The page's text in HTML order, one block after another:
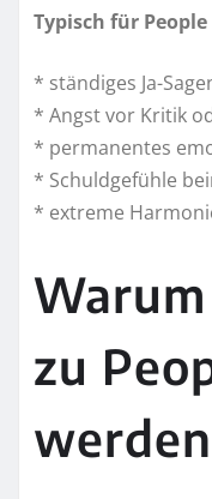
Typisch für
* ständiges Ja-
* Angst vor Kritik
* permanentes
* Schuldgefühle
* extreme
zu
werden